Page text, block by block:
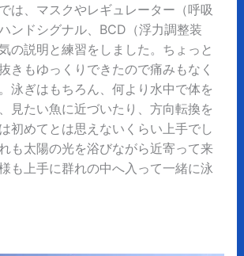
は、マスクやレギュレーター（呼吸
ンドシグナル、BCD（浮力調整装
の説明と練習をしました。ちょっと
きもゆっくりできたので痛みもなく
泳ぎはもちろん、何より水中で体を
見たい魚に近づいたり、方向転換を
初めてとは思えないくらい上手でし
も太陽の光を浴びながら近寄って来
も上手に群れの中へ入って一緒に泳